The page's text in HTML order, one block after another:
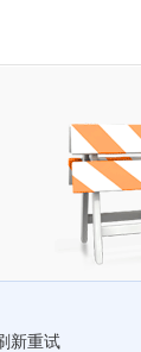
新重试